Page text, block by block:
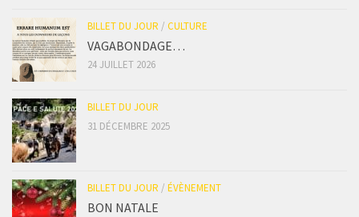
BILLET DU JOUR / CULTURE
VAGABONDAGE…
24 JUILLET 2026
BILLET DU JOUR
31 DÉCEMBRE 2025
BILLET DU JOUR / ÉVÈNEMENT
BON NATALE